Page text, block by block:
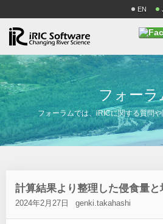
EN
フ ォ ーラ
フォーラムでは、iRICに関する質問
計算結果より整理した侵食量と
2024年2月27日 genki.takahashi